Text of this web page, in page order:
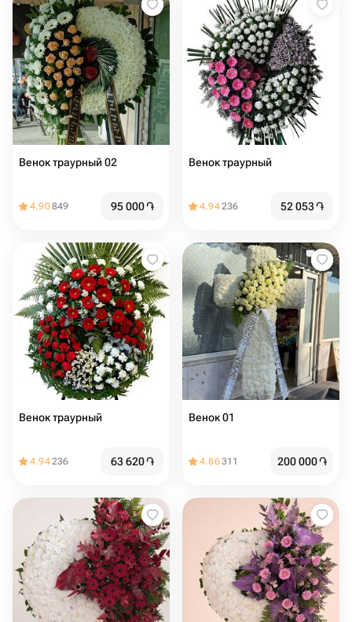
Венок траурный 02
4.90849 95 000֏
Венок траурный
4.94236 52 053֏
Венок траурный
4.94236 63 620֏
Венок 01
4.86311 200 000֏